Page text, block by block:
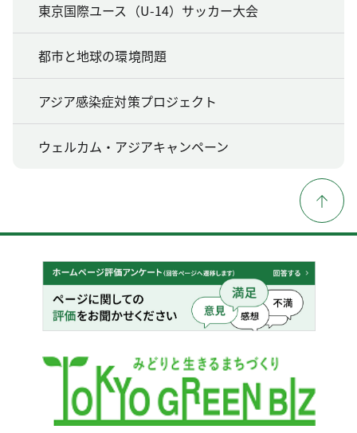
東京国際ユース（U-14）サッカー大会
都市と地球の環境問題
アジア感染症対策プロジェクト
ウェルカム・アジアキャンペーン